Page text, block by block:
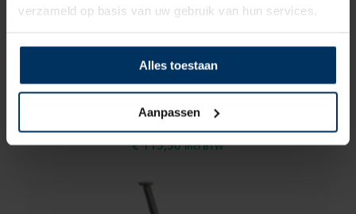
verzameld op basis van uw gebruik van hun services.
Alles toestaan
Aanpassen
jachtmastvoet RVS304
€115,50 incl BTW